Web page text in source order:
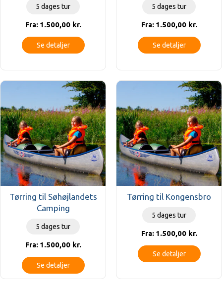
5 dages tur
Fra: 1.500,00 kr.
Se detaljer
5 dages tur
Fra: 1.500,00 kr.
Se detaljer
Tørring til Søhøjlandets
Camping
5 dages tur
Fra: 1.500,00 kr.
Se detaljer
Tørring til Kongensbro
5 dages tur
Fra: 1.500,00 kr.
Se detaljer